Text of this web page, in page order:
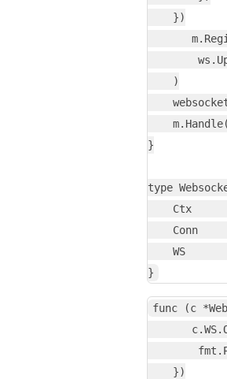
    })
    )
}
type
Ctx
Conn
WS
func (c
    })